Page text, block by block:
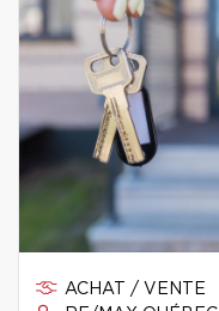
ACHAT / VENTE